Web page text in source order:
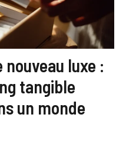
nouveau luxe :
tangible
un monde